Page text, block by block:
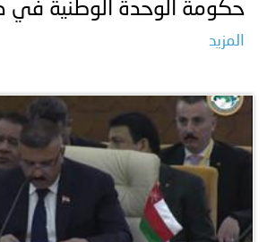
حكومة الوحدة الوطنية في
المزيد